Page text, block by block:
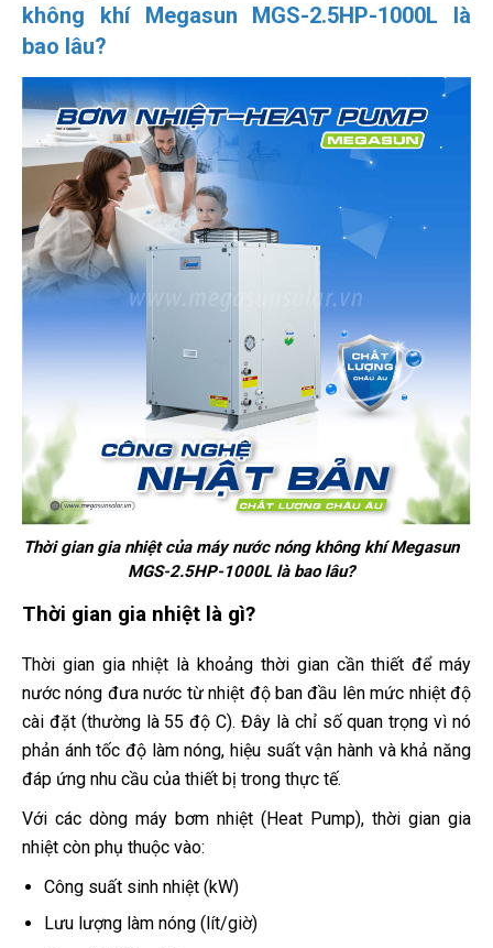
không khí Megasun MGS-2.5HP-1000L là
bao lâu?
Thời gian gia nhiệt của máy nước nóng không khí Megasun
MGS-2.5HP-1000L là bao lâu?
Thời gian gia nhiệt là gì?
Thời gian gia nhiệt là khoảng thời gian cần thiết để máy
nước nóng đưa nước từ nhiệt độ ban đầu lên mức nhiệt độ
cài đặt (thường là 55 độ C). Đây là chỉ số quan trọng vì nó
phản ánh tốc độ làm nóng, hiệu suất vận hành và khả năng
đáp ứng nhu cầu của thiết bị trong thực tế.
Với các dòng máy bơm nhiệt (Heat Pump), thời gian gia
nhiệt còn phụ thuộc vào:
Công suất sinh nhiệt (kW)
Lưu lượng làm nóng (lít/giờ)